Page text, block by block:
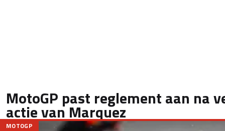
MotoGP past reglement aan na
actie van Marquez
MOTOGP